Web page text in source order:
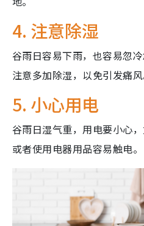
4. 注意除湿
谷雨日容易下雨，也容易忽
注意多加除湿，以免引发痛风
5. 小心用电
谷雨日湿气重，用电要小心
或者使用电器用品容易触电。